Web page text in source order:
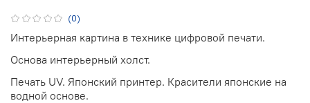
(0)
Интерьерная картина в технике цифровой печати.
Основа интерьерный холст.
Печать UV. Японский принтер. Красители японские на
водной основе.